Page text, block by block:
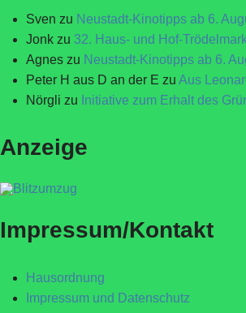
Sven zu Neustadt-Kinotipps ab 6.
Jonk zu 32. Haus- und Hof-
Agnes zu Neustadt-Kinotipps ab 6.
Peter H aus D an der E zu Aus
Nörgli zu Initiative zum Erhalt des
Anzeige
Impressum/Kontakt
Hausordnung
Impressum und Datenschutz